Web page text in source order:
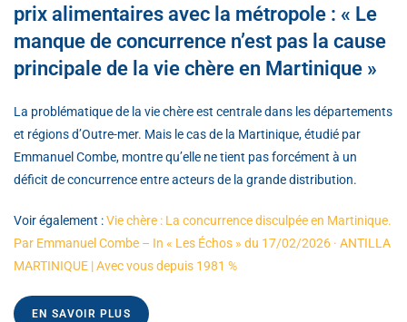
prix alimentaires avec la métropole : « Le
manque de concurrence n’est pas la cause
principale de la vie chère en Martinique »
La problématique de la vie chère est centrale dans les départements
et régions d’Outre-mer. Mais le cas de la Martinique, étudié par
Emmanuel Combe, montre qu’elle ne tient pas forcément à un
déficit de concurrence entre acteurs de la grande distribution.
Voir également :Vie chère : La concurrence disculpée en Martinique.
Par Emmanuel Combe – In « Les Échos » du 17/02/2026 · ANTILLA
MARTINIQUE | Avec vous depuis 1981 %
EN SAVOIR PLUS